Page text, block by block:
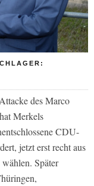
des Marco
Merkels
CDU-
jetzt erst recht aus
Später